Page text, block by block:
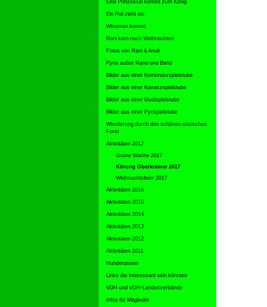
Eine Prinzessin kommt zum König
Ein Puli zieht ein
Wiseman kommt
Rani kam nach Weihnachten
Fotos von Rani & Anuk
Pyris außer Rand und Band
Bilder aus einer Komondorspielstube
Bilder aus einer Kuvaszspielstube
Bilder aus einer Mudispielstube
Bilder aus einer Pyrispielstube
Wanderung durch den schönen säsischen
Forst
Aktivitäten 2017
Grüne Woche 2017
Körung Oberkrämer 2017
Weihnachtsfeier 2017
Aktivitäten 2016
Aktivitäten 2015
Aktivitäten 2014
Aktivitäten 2013
Aktivitäten 2012
Aktivitäten 2011
Hunderassen
Links die Interessant sein könnten
VDH und VDH-Landesverbände
Infos für Mitglieder